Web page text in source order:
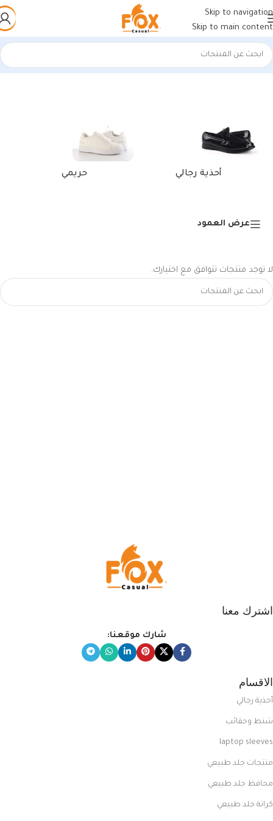
Skip to navigation
Skip to main content
الرئيسية/منتجات تحت الوسم “كوتش عصري أبيضأزرق”
أحذية رجالي حريمي
عرض العمود
لا توجد منتجات تتوافق مع اختيارك.
اشترك معنا
شارك موقعنا:
الاقسام
أحذية رجالي
شنط وحقائب
laptop sleeves
منتجات جلد طبيعي
محافظ جلد طبيعي
كراتة جلد طبيعي